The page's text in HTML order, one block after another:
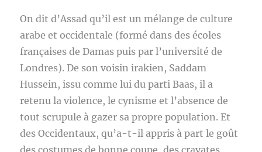
On dit d’Assad qu’il est un mélange de culture
arabe et occidentale (formé dans des écoles
françaises de Damas puis par l’université de
Londres). De son voisin irakien, Saddam
Hussein, issu comme lui du parti Baas, il a
retenu la violence, le cynisme et l’absence de
tout scrupule à gazer sa propre population. Et
des Occidentaux, qu’a-t-il appris à part le goût
des costumes de bonne coupe, des cravates